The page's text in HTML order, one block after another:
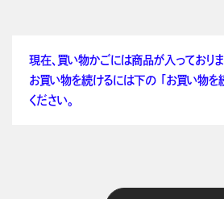
現在、買い物かごには商品が入っておりま
お買い物を続けるには下の 「お買い物を
ください。